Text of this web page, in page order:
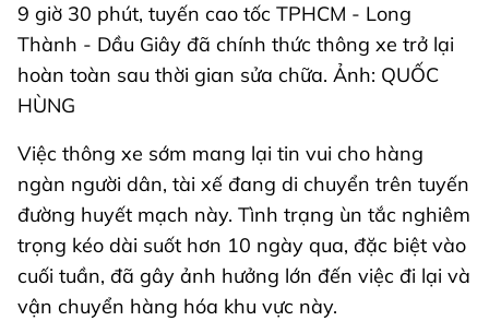
9 giờ 30 phút, tuyến cao tốc TPHCM - Long
Thành - Dầu Giây đã chính thức thông xe trở lại
hoàn toàn sau thời gian sửa chữa. Ảnh: QUỐC
HÙNG
Việc thông xe sớm mang lại tin vui cho hàng
ngàn người dân, tài xế đang di chuyển trên tuyến
đường huyết mạch này. Tình trạng ùn tắc nghiêm
trọng kéo dài suốt hơn 10 ngày qua, đặc biệt vào
cuối tuần, đã gây ảnh hưởng lớn đến việc đi lại và
vận chuyển hàng hóa khu vực này.